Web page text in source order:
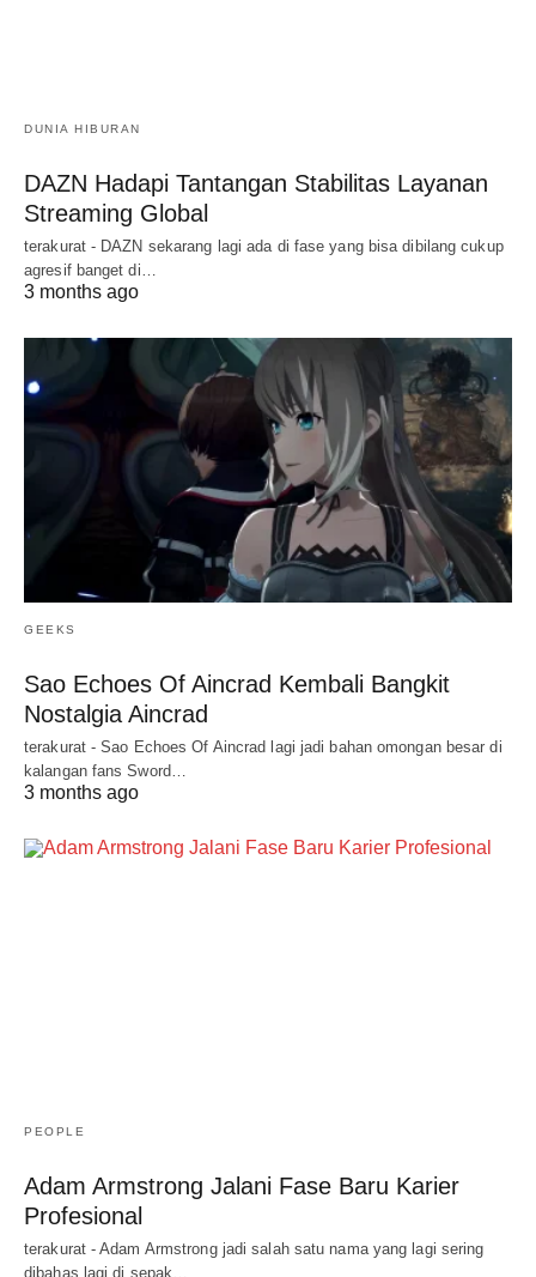
DUNIA HIBURAN
DAZN Hadapi Tantangan Stabilitas Layanan
Streaming Global
terakurat - DAZN sekarang lagi ada di fase yang bisa dibilang cukup
agresif banget di…
3 months ago
GEEKS
Sao Echoes Of Aincrad Kembali Bangkit
Nostalgia Aincrad
terakurat - Sao Echoes Of Aincrad lagi jadi bahan omongan besar di
kalangan fans Sword…
3 months ago
PEOPLE
Adam Armstrong Jalani Fase Baru Karier
Profesional
terakurat - Adam Armstrong jadi salah satu nama yang lagi sering
dibahas lagi di sepak…